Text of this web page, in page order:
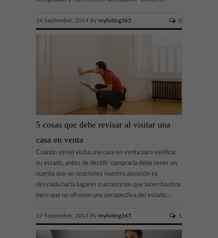
24 September, 2014 By mylisting365 0
5 cosas que debe revisar al visitar una
casa en venta
Cuando usted visita una casa en venta para verificar
su estado, antes de decidir comprarla debe tener en
cuenta que en ocasiones nuestra atención es
desviada hacia lugares o accesorios que lucen bonitos
pero que no ofrecen una perspectiva del estado...
17 September, 2014 By mylisting365 1